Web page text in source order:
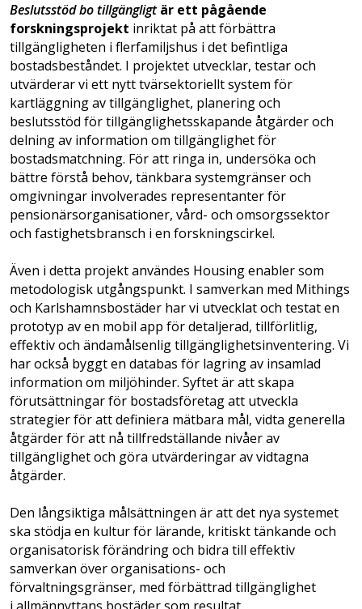
Beslutsstöd bo tillgängligt är ett pågående
forskningsprojekt inriktat på att förbättra
tillgängligheten i flerfamiljshus i det befintliga
bostadsbeståndet. I projektet utvecklar, testar och
utvärderar vi ett nytt tvärsektoriellt system för
kartläggning av tillgänglighet, planering och
beslutsstöd för tillgänglighetsskapande åtgärder och
delning av information om tillgänglighet för
bostadsmatchning. För att ringa in, undersöka och
bättre förstå behov, tänkbara systemgränser och
omgivningar involverades representanter för
pensionärsorganisationer, vård- och omsorgssektor
och fastighetsbransch i en forskningscir­kel.
Även i detta projekt användes Housing enabler som
metodologisk utgångspunkt. I samverkan med Mithings
och Karlshamnsbostäder har vi utvecklat och testat en
prototyp av en mobil app för detaljerad, tillförlitlig,
effektiv och ändamålsenlig tillgänglighetsinventering. Vi
har också byggt en databas för lagring av insamlad
information om miljöhinder. Syftet är att skapa
förutsättningar för bostadsföretag att utveckla
strategier för att definiera mätbara mål, vidta generella
åtgärder för att nå tillfredställande nivåer av
tillgänglighet och göra utvärderingar av vidtagna
åtgärder.
Den långsiktiga målsättningen är att det nya systemet
ska stödja en kultur för lärande, kritiskt tänkande och
organisatorisk förändring och bidra till effektiv
samverkan över organisations- och
förvaltningsgränser, med förbättrad tillgänglighet